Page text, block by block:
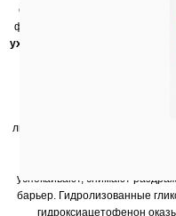
солнце. Средство не
фильтров и предназначено для
ухода
. Он освежает,
раздражения и
любое время дня — как на
успокаивают, снимают
барьер. Гидролизованные
гидроксиацетофенон